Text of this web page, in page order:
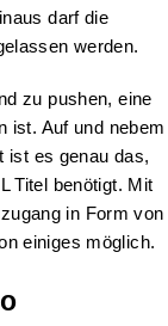
darf die
werden.
zu pushen, eine
ist. Auf und nebem
ist es genau das,
Titel benötigt. Mit
in Form von
einiges möglich.